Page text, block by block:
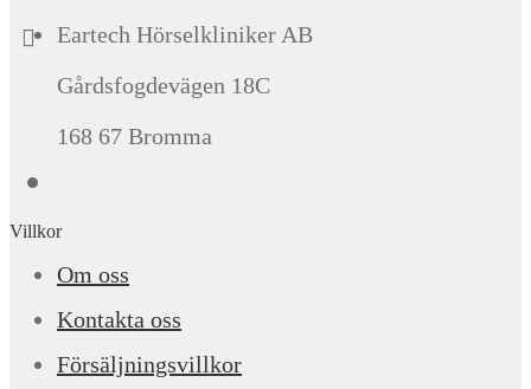
Eartech Hörselkliniker AB
Gårdsfogdevägen 18C
168 67 Bromma
Villkor
Om oss
Kontakta oss
Försäljningsvillkor